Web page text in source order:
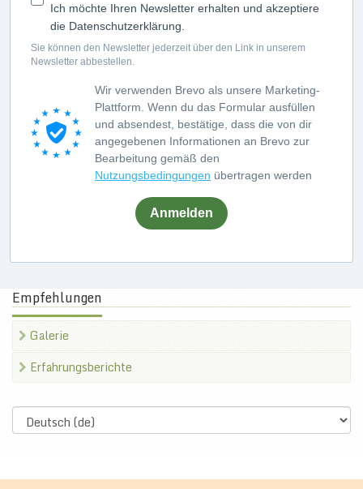
Ich möchte Ihren Newsletter erhalten und akzeptiere
die Datenschutzerklärung.
Sie können den Newsletter jederzeit über den Link in unserem
Newsletter abbestellen.
Wir verwenden Brevo als unsere Marketing-
Plattform. Wenn du das Formular ausfüllen
und absendest, bestätige, dass die von dir
angegebenen Informationen an Brevo zur
Bearbeitung gemäß den
Nutzungsbedingungen übertragen werden
Anmelden
Empfehlungen
Galerie
Erfahrungsberichte
Select
language